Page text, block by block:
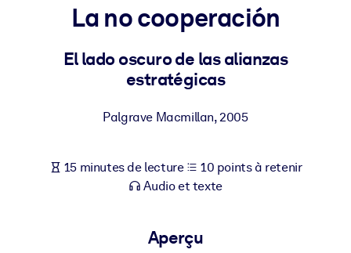
PAR SYSTÈME
LMS/LXP pour de meilleurs résultats d'apprentissage.
Enrichissez votre bibliothèque d'entreprise avec des
commerciales fiables et prêtes à l'emploi.
Alimentez vos systèmes d'IA avec des connaissances fiables et
La no cooperación
El lado oscuro de las alianzas
estratégicas
Palgrave Macmillan,2005
15 minutes de lecture
10 points à retenir
Audio et texte
Aperçu